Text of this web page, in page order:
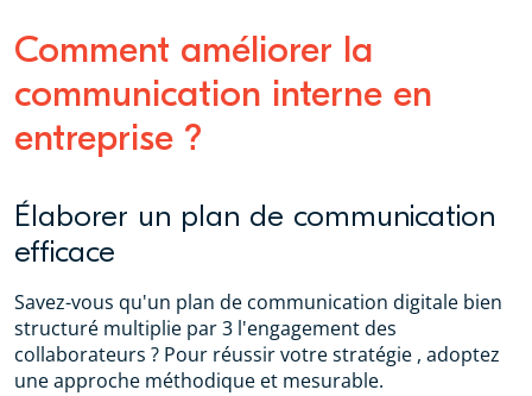
Comment améliorer la
communication interne en
entreprise ?
Élaborer un plan de communication
efficace
Savez-vous qu'un plan de communication digitale bien
structuré multiplie par 3 l'engagement des
collaborateurs ? Pour réussir votre stratégie , adoptez
une approche méthodique et mesurable.